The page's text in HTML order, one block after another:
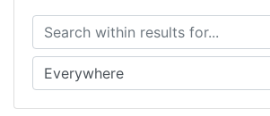
Search within results for...
Search in...